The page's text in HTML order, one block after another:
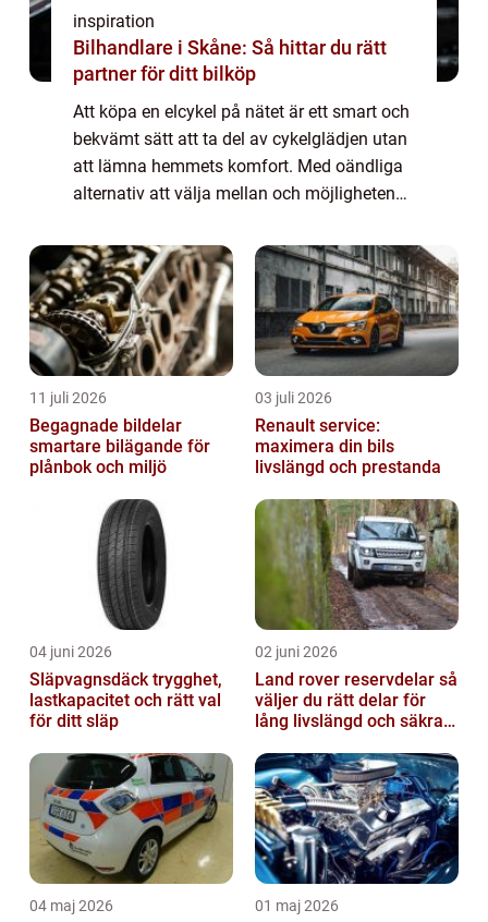
inspiration
Bilhandlare i Skåne: Så hittar du rätt
partner för ditt bilköp
Att köpa en elcykel på nätet är ett smart och
bekvämt sätt att ta del av cykelglädjen utan
att lämna hemmets komfort. Med oändliga
alternativ att välja mellan och möjligheten
11 juli 2026
Begagnade bildelar
smartare bilägande för
plånbok och miljö
03 juli 2026
Renault service:
maximera din bils
livslängd och prestanda
04 juni 2026
Släpvagnsdäck trygghet,
lastkapacitet och rätt val
för ditt släp
02 juni 2026
Land rover reservdelar så
väljer du rätt delar för
lång livslängd och säkra
04 maj 2026 01 maj 2026